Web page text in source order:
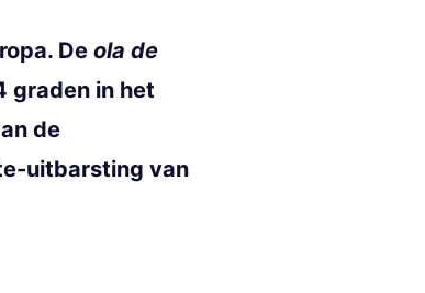
De ola de
graden in het
de
uitbarsting van